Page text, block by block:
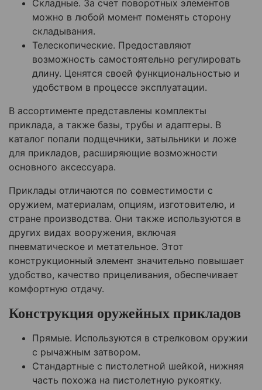
Складные. За счет поворотных элементов
можно в любой момент поменять сторону
складывания.
Телескопические. Предоставляют
возможность самостоятельно регулировать
длину. Ценятся своей функциональностью и
удобством в процессе эксплуатации.
В ассортименте представлены комплекты
приклада, а также базы, трубы и адаптеры. В
каталог попали подщечники, затыльники и ложе
для прикладов, расширяющие возможности
основного аксессуара.
Приклады отличаются по совместимости с
оружием, материалам, опциям, изготовителю, и
стране производства. Они также используются в
других видах вооружения, включая
пневматическое и метательное. Этот
конструкционный элемент значительно повышает
удобство, качество прицеливания, обеспечивает
комфортную отдачу.
Конструкция оружейных прикладов
Прямые. Используются в стрелковом оружии
с рычажным затвором.
Стандартные с пистолетной шейкой, нижняя
часть похожа на пистолетную рукоятку.